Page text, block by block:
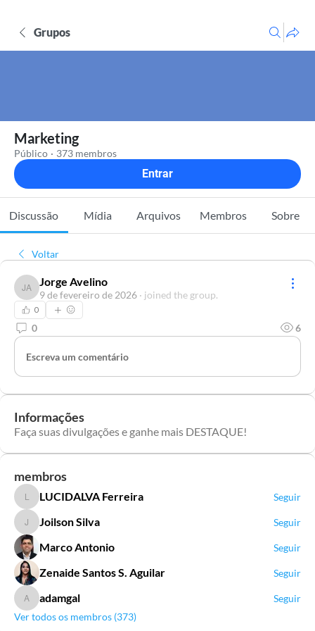
Grupos
Marketing
Público · 373 membros
Entrar
Discussão Mídia Arquivos Membros Sobre
Voltar
Jorge Avelino
Jorge Avelino
9 de fevereiro de 2026 · joined the group.
0
0 6
Escreva um comentário
Informações
Faça suas divulgações e ganhe mais DESTAQUE!
membros
LUCIDALVA Ferreira
LUCIDALVA Ferreira Seguir
Joilson Silva
Joilson Silva Seguir
Marco Antonio Seguir
Zenaide Santos S. Aguilar Seguir
adamgal
adamgal
Seguir
Ver todos os membros (373)